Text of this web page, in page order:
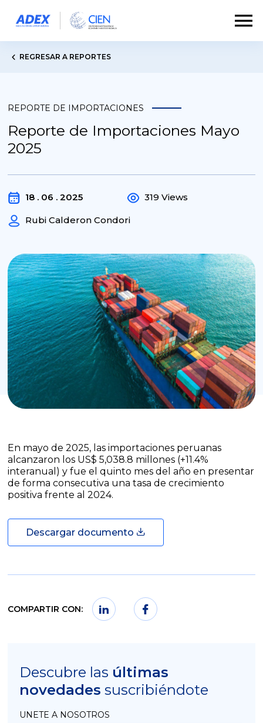
REGRESAR A REPORTES
REPORTE DE IMPORTACIONES
Reporte de Importaciones Mayo
2025
18 . 06 . 2025
Rubi Calderon Condori
319 Views
En mayo de 2025, las importaciones peruanas
alcanzaron los US$ 5,038.8 millones (+11.4%
interanual) y fue el quinto mes del año en presentar
de forma consecutiva una tasa de crecimiento
positiva frente al 2024.
Descargar documento
COMPARTIR CON:
Descubre las últimas
novedades suscribiéndote
UNETE A NOSOTROS